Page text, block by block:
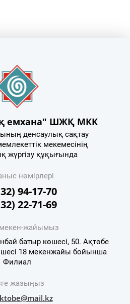
емхана" ШЖҚ МКК
денсаулық сақтау
мекемесінің
жүргізу құқығында
нөмірлері
94-17-70
22-71-69
мекен-жайымыз
батыр көшесі, 50. Ақтөбе
18 мекенжайы бойынша
Филиал
жазыңыз